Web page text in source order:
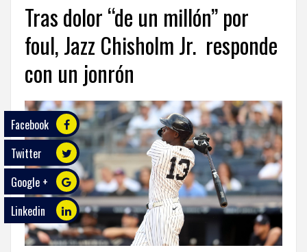
ECONOMÍA
SALUD
TECNOLOGÍA
ECO
PLAY
TRABAJOS
DE
Tras dolor “de un millón” por
foul, Jazz Chisholm Jr. responde
con un jonrón
Facebook
Twitter
Google +
Linkedin